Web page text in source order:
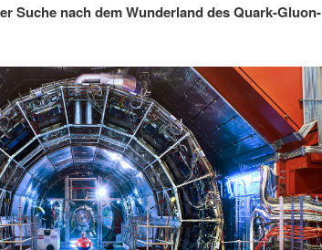
Suche nach dem Wunderland des Quark-Gluon-